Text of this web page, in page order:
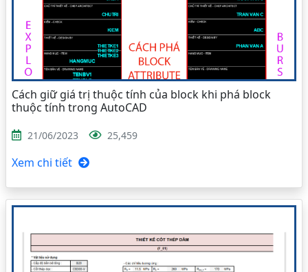
Cách giữ giá trị thuộc tính của block khi phá block
thuộc tính trong AutoCAD
21/06/2023 25,459
Xem chi tiết